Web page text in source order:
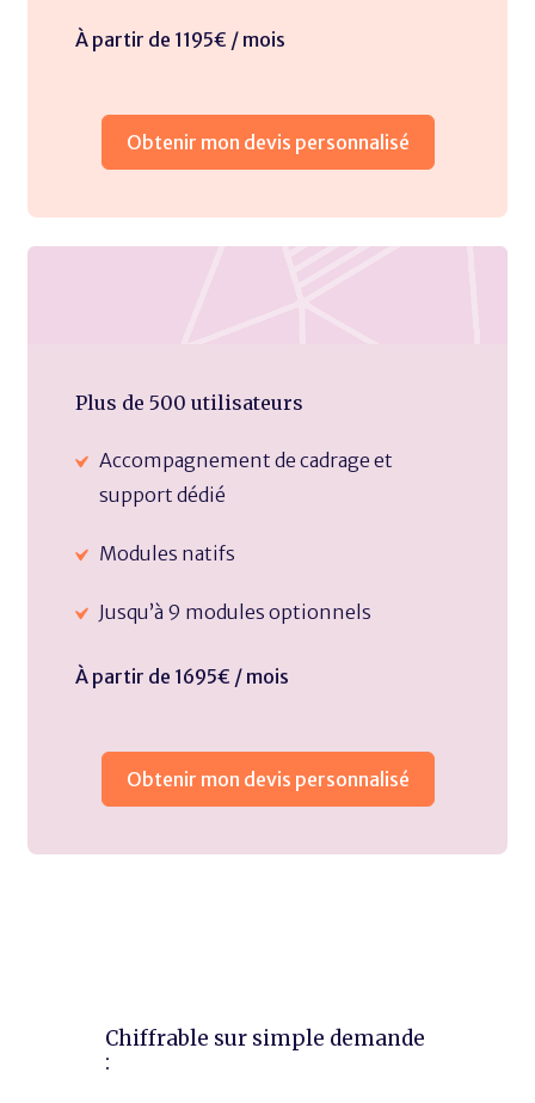
À partir de 1195€ / mois
Obtenir mon devis personnalisé
Plus de 500 utilisateurs
Accompagnement de cadrage et
support dédié
Modules natifs
Jusqu’à 9 modules optionnels
À partir de 1695€ / mois
Obtenir mon devis personnalisé
Chiffrable sur simple demande
: